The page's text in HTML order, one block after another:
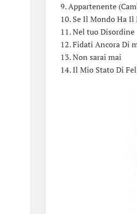
9. Appartenente
10. Se Il Mondo Ha
11. Nel tuo Disordine
12. Fidati Ancora Di
13. Non sarai mai
14. Il Mio Stato Di